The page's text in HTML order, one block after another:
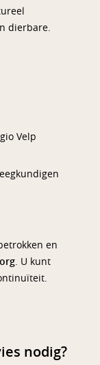
dierbare.
Velp
en
. U kunt
nodig?